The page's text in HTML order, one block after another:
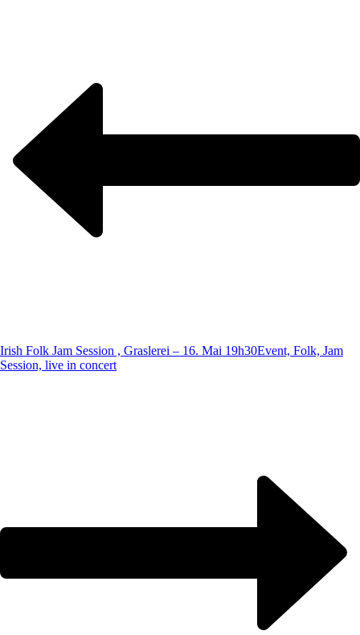
Irish Folk Jam Session , Graslerei – 16. Mai 19h30Event, Folk, Jam
Session, live in concert